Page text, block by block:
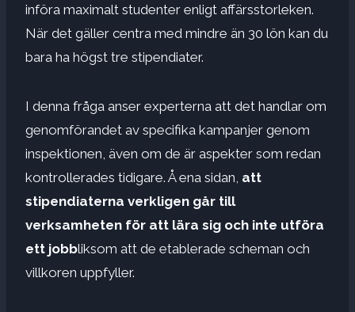
införa maximalt studenter enligt affärsstorleken.
När det gäller centra med mindre än 30 lön kan du
bara ha högst tre stipendiater.
I denna fråga anser experterna att det handlar om
genomförandet av specifika kampanjer genom
inspektionen, även om de är aspekter som redan
kontrollerades tidigare. Å ena sidan, att
stipendiaterna verkligen går till
verksamheten för att lära sig och inte utföra
ett jobbliksom att de etablerade scheman och
villkoren uppfyller.